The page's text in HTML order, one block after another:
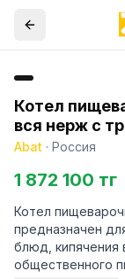
Котел
вся нерж с
Abat · Россия
1 872 100 тг
Котел
предназначен
блюд, кипячения
общественного